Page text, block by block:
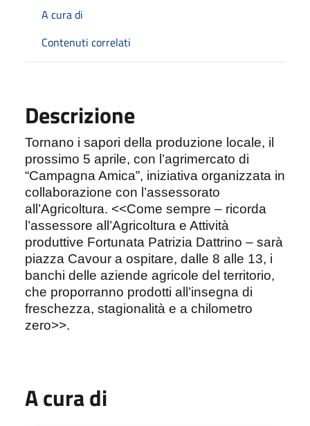
A cura di
Contenuti correlati
Descrizione
Tornano i sapori della produzione locale, il
prossimo 5 aprile, con l’agrimercato di
“Campagna Amica”, iniziativa organizzata in
collaborazione con l’assessorato
all’Agricoltura. <<Come sempre – ricorda
l’assessore all’Agricoltura e Attività
produttive Fortunata Patrizia Dattrino – sarà
piazza Cavour a ospitare, dalle 8 alle 13, i
banchi delle aziende agricole del territorio,
che proporranno prodotti all’insegna di
freschezza, stagionalità e a chilometro
zero>>.
A cura di